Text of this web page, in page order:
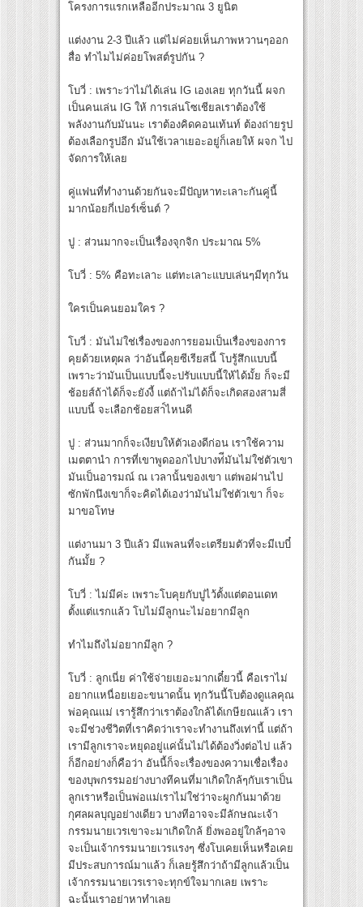
โครงการแรกเหลืออีกประมาณ 3 ยูนิต
แต่งงาน 2-3 ปีแล้ว แต่ไม่ค่อยเห็นภาพหวานๆออก
สื่อ ทำไมไม่ค่อยโพสต์รูปกัน ?
โบวี่ : เพราะว่าไม่ได้เล่น IG เองเลย ทุกวันนี้ ผจก
เป็นคนเล่น IG ให้ การเล่นโซเชียลเราต้องใช้
พลังงานกับมันนะ เราต้องคิดคอนเท้นท์ ต้องถ่ายรูป
ต้องเลือกรูปอีก มันใช้เวลาเยอะอยู่ก็เลยให้ ผจก ไป
จัดการให้เลย
คู่แฟนที่ทำงานด้วยกันจะมีปัญหาทะเลาะกันคู่นี้
มากน้อยกี่เปอร์เซ็นต์ ?
ปู : ส่วนมากจะเป็นเรื่องจุกจิก ประมาณ 5%
โบวี่ : 5% คือทะเลาะ แต่ทะเลาะแบบเล่นๆมีทุกวัน
ใครเป็นคนยอมใคร ?
โบวี่ : มันไม่ใช่เรื่องของการยอมเป็นเรื่องของการ
คุยด้วยเหตุผล ว่าอันนี้คุยซีเรียสนี้ โบรู้สึกแบบนี้
เพราะว่ามันเป็นแบบนี้จะปรับแบบนี้ให้ได้มั้ย ก็จะมี
ช้อยส์ถ้าได้ก็จะยังงี้ แต่ถ้าไม่ได้ก็จะเกิดสองสามสี่
แบบนี้ จะเลือกช้อยสา์ไหนดี
ปู : ส่วนมากก็จะเงียบให้ตัวเองดีก่อน เราใช้ความ
เมตตานำ การที่เขาพูดออกไปบางท่ีมันไม่ใช่ตัวเขา
มันเป็นอารมณ์ ณ เวลานั้นของเขา แต่พอผ่านไป
ซักพักนึงเขาก็จะคิดได้เองว่ามันไม่ใช่ตัวเขา ก็จะ
มาขอโทษ
แต่งานมา 3 ปีแล้ว มีแพลนที่จะเตรียมตัวที่จะมีเบบี๋
กันมั้ย ?
โบวี่ : ไม่มีค่ะ เพราะโบคุยกับปูไว้ตั้งแต่ตอนเดท
ตั้งแต่แรกแล้ว โบไม่มีลูกนะไม่อยากมีลูก
ทำไมถึงไม่อยากมีลูก ?
โบวี่ : ลูกเนี่ย ค่าใช้จ่ายเยอะมากเดี๋ยวนี้ คือเราไม่
อยากเเหนื่อยเยอะขนาดนั้น ทุกวันนี้โบต้องดูแลคุณ
พ่อคุณแม่ เรารู้สึกว่าเราต้องใกล้ได้เกษียณแล้ว เรา
จะมีช่วงชีวิตที่เราคิดว่าเราจะทำงานถึงเท่านี้ แต่ถ้า
เรามีลูกเราจะหยุดอยู่แค่นั้นไม่ได้ต้องวิ่งต่อไป แล้ว
ก็อีกอย่างก็คือว่า อันนี้ก็จะเรื่องของความเชื่อเรื่อง
ของบุพกรรมอย่างบางทีคนที่มาเกิดใกล้ๆกับเราเป็น
ลูกเราหรือเป็นพ่อแม่เราไม่ใช่ว่าจะผูกกันมาด้วย
กุศลผลบุญอย่างเดียว บางทีอาจจะมีลักษณะเจ้า
กรรมนายเวรเขาจะมาเกิดใกล้ ยิ่งพออยู่ใกล้ๆอาจ
จะเป็นเจ้ากรรมนายเวรแรงๆ ซึ่งโบเคยเห็นหรือเคย
มีประสบการณ์มาแล้ว ก็เลยรู้สึกว่าถ้ามีลูกแล้วเป็น
เจ้ากรรมนายเวรเราจะทุกข์ใจมากเลย เพราะ
ฉะนั้นเราอย่าหาทำเลย